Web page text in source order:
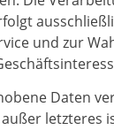
und zur
Daten
letzteres